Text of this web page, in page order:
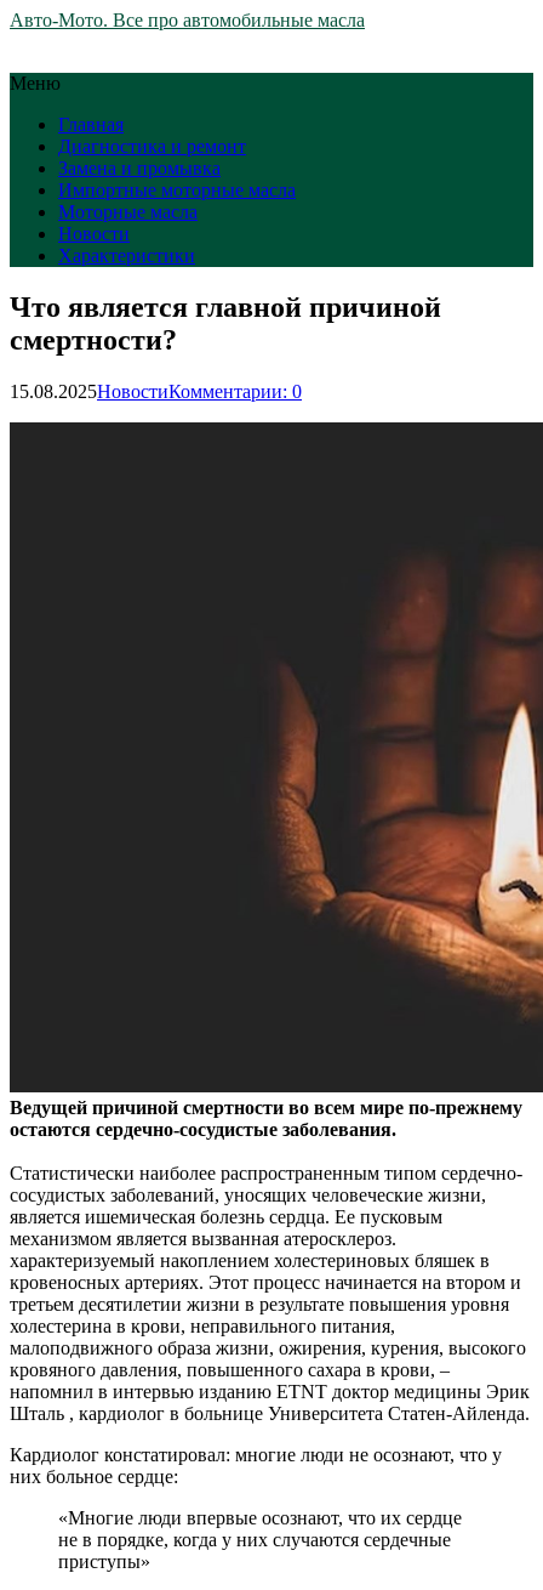
Авто-Мото. Все про автомобильные масла
Меню
Главная
Диагностика и ремонт
Замена и промывка
Импортные моторные масла
Моторные масла
Новости
Характеристики
Что является главной причиной
смертности?
15.08.2025НовостиКомментарии: 0
Ведущей причиной смертности во всем мире по-прежнему
остаются сердечно-сосудистые заболевания.
Статистически наиболее распространенным типом сердечно-
сосудистых заболеваний, уносящих человеческие жизни,
является ишемическая болезнь сердца. Ее пусковым
механизмом является вызванная атеросклероз.
характеризуемый накоплением холестериновых бляшек в
кровеносных артериях. Этот процесс начинается на втором и
третьем десятилетии жизни в результате повышения уровня
холестерина в крови, неправильного питания,
малоподвижного образа жизни, ожирения, курения, высокого
кровяного давления, повышенного сахара в крови, –
напомнил в интервью изданию ETNT доктор медицины Эрик
Шталь , кардиолог в больнице Университета Статен-Айленда.
Кардиолог констатировал: многие люди не осознают, что у
них больное сердце:
«Многие люди впервые осознают, что их сердце
не в порядке, когда у них случаются сердечные
приступы»